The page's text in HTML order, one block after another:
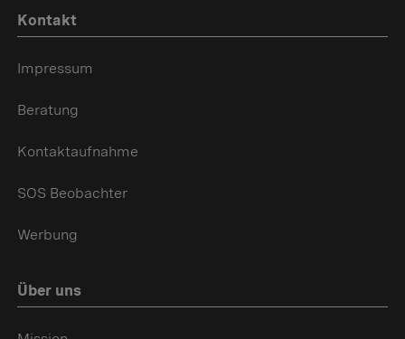
Kontakt
Impressum
Beratung
Kontaktaufnahme
SOS Beobachter
Werbung
Über uns